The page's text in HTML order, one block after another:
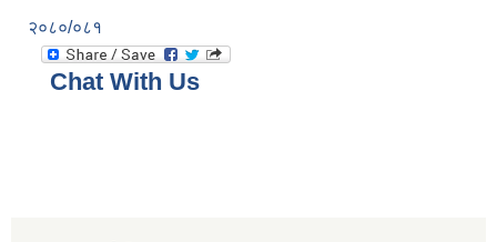
२०८०/०८१
Chat With Us